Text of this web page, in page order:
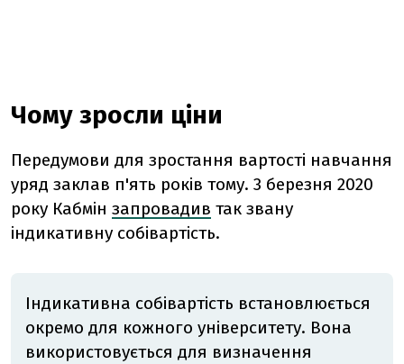
Чому зросли ціни
Передумови для зростання вартості навчання
уряд заклав п'ять років тому. 3 березня 2020
року Кабмін запровадив так звану
індикативну собівартість.
Індикативна собівартість встановлюється
окремо для кожного університету. Вона
використовується для визначення